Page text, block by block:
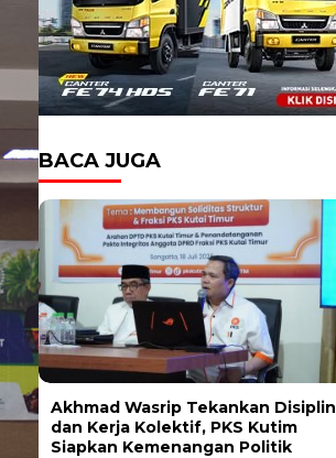
BACA JUGA
Akhmad Wasrip Tekankan Disiplin
dan Kerja Kolektif, PKS Kutim
Siapkan Kemenangan Politik